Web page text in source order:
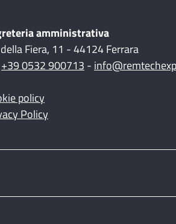
amministrativa
Fiera, 11 - 44124 Ferrara
+39 0532 900713 -
policy
Policy